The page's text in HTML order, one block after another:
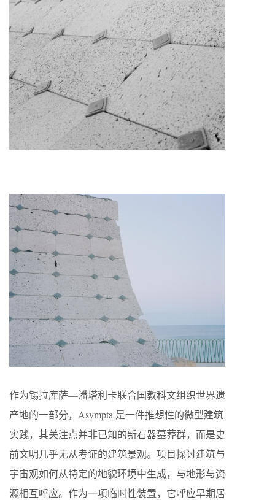
作为锡拉库萨—潘塔利卡联合国教科文组织世界遗
产地的一部分，Asympta 是一件推想性的微型建筑
实践，其关注点并非已知的新石器墓葬群，而是史
前文明几乎无从考证的建筑景观。项目探讨建筑与
宇宙观如何从特定的地貌环境中生成，与地形与资
源相互呼应。作为一项临时性装置，它呼应早期居